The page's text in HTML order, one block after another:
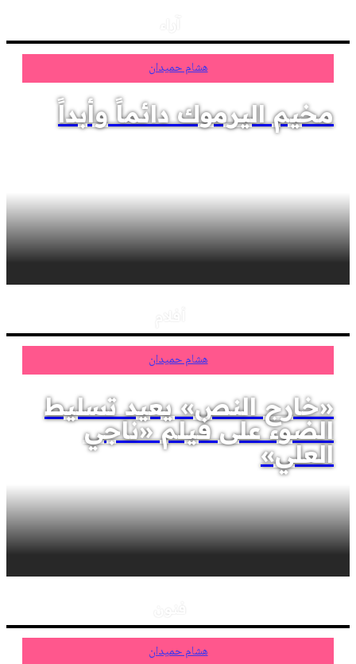
هشام حميدان
مخيم اليرموك دائماً وأبداً
هشام حميدان
«خارج النص» يعيد تسليط
الضوء على فيلم «ناجي
العلي»
هشام حميدان